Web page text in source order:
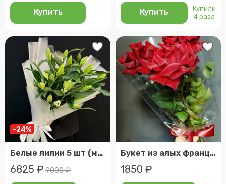
Купить Купить
Купили
4 раза
-24%
Белые лилии 5 шт (мб 222)
6825 ₽ 9000 ₽
Букет из алых французских роз
1850 ₽